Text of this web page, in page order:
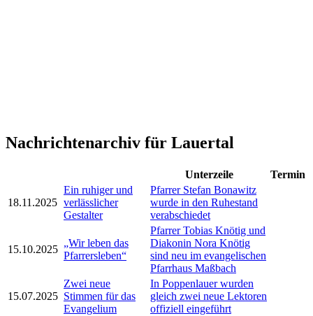
Nachrichtenarchiv für Lauertal
Unterzeile Termin
18.11.2025
Ein ruhiger und
verlässlicher
Gestalter
Pfarrer Stefan Bonawitz
wurde in den Ruhestand
verabschiedet
15.10.2025
„Wir leben das
Pfarrersleben“
Pfarrer Tobias Knötig und
Diakonin Nora Knötig
sind neu im evangelischen
Pfarrhaus Maßbach
15.07.2025
Zwei neue
Stimmen für das
Evangelium
In Poppenlauer wurden
gleich zwei neue Lektoren
offiziell eingeführt